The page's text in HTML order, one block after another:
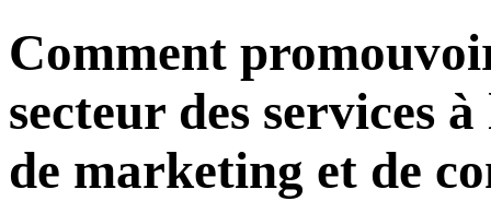
Comment
secteur des services
de marketing et de